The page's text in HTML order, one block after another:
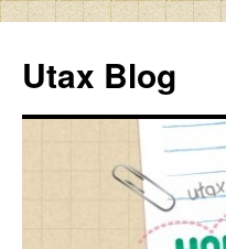
Utax Blog